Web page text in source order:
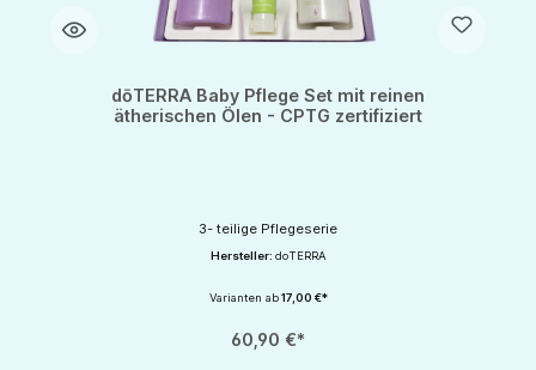
dōTERRA Baby Pflege Set mit reinen
ätherischen Ölen - CPTG zertifiziert
3- teilige Pflegeserie
Hersteller: doTERRA
Varianten ab17,00 €*
60,90 €*